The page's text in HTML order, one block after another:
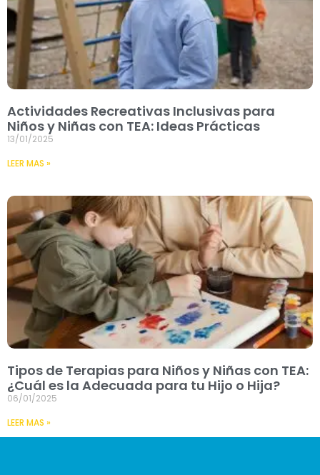
Actividades Recreativas Inclusivas para
Niños y Niñas con TEA: Ideas Prácticas
13/01/2025
LEER MAS »
Tipos de Terapias para Niños y Niñas con TEA:
¿Cuál es la Adecuada para tu Hijo o Hija?
06/01/2025
LEER MAS »